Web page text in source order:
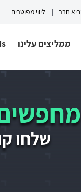
חבר ליווי מפוטרים
ממליצים עלינו
שלחו